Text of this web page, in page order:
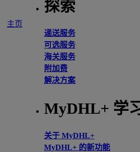
主页
探索
递送服务
可选服务
海关服务
附加费
解决方案
MyDHL+ 学
关于 MyDHL+
MyDHL+ 的新功能